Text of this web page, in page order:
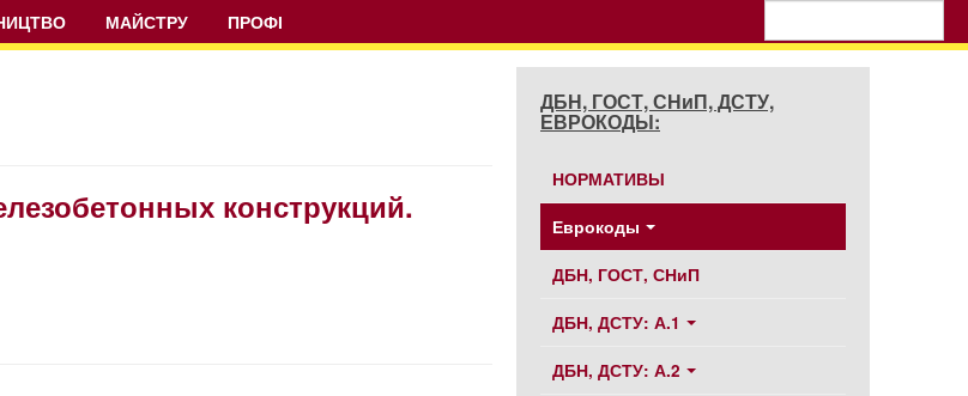
МАЙСТРУ ПРОФІ
конструкций.
ДБН, ГОСТ, СНиП, ДСТУ,
ЕВРОКОДЫ:
НОРМАТИВЫ
Еврокоды
ДБН, ГОСТ, СНиП
ДБН, ДСТУ: А.1
ДБН, ДСТУ: А.2